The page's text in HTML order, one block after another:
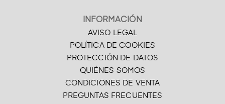
INFORMACIÓN
AVISO LEGAL
POLÍTICA DE COOKIES
PROTECCIÓN DE DATOS
QUIÉNES SOMOS
CONDICIONES DE VENTA
PREGUNTAS FRECUENTES